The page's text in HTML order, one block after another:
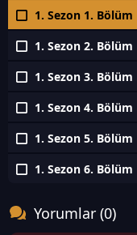
1. Sezon 1. Bölüm
1. Sezon 2. Bölüm
1. Sezon 3. Bölüm
1. Sezon 4. Bölüm
1. Sezon 5. Bölüm
1. Sezon 6. Bölüm
Yorumlar (0)